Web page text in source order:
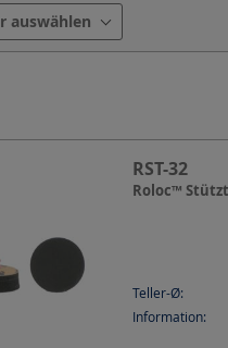
Aufnahme
auswählen
RST-32
Roloc™
Teller-Ø:
Information: